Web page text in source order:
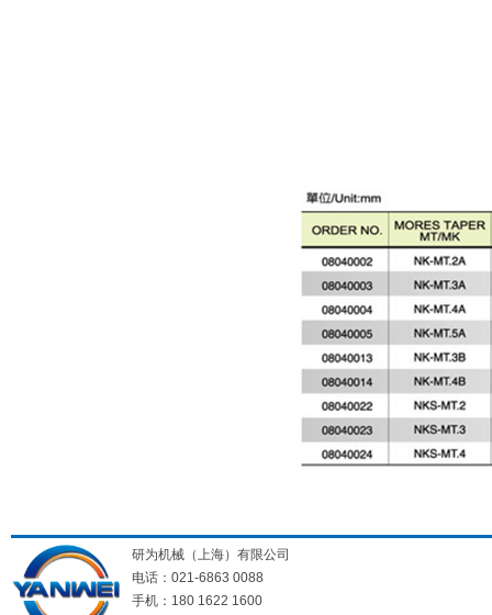
研为机械（上海）有限公司
电话：021-6863 0088
手机：180 1622 1600